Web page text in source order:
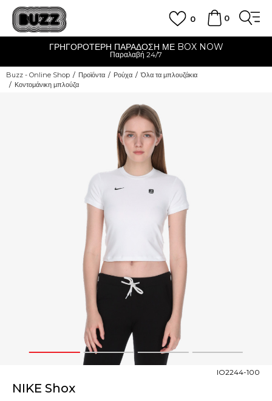
0
0
ΓΡΗΓΟΡΟΤΕΡΗ ΠΑΡΑΔΟΣΗ ΜΕ BOX NOW
Παραλαβή 24/7
Buzz - Online Shop Προϊόντα Ρούχα
Όλα τα μπλουζάκια
Κοντομάνικη μπλούζα
1 2 3 4
NIKE Shox
IO2244-100